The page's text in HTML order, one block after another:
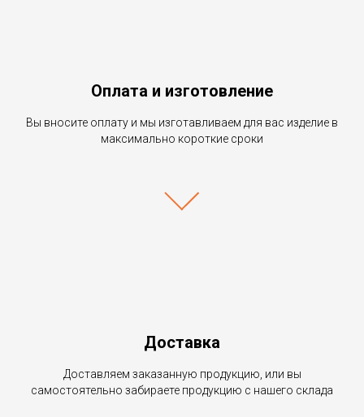
Оплата и изготовление
Вы вносите оплату и мы изготавливаем для вас изделие в
максимально короткие сроки
Доставка
Доставляем заказанную продукцию, или вы
самостоятельно забираете продукцию с нашего склада